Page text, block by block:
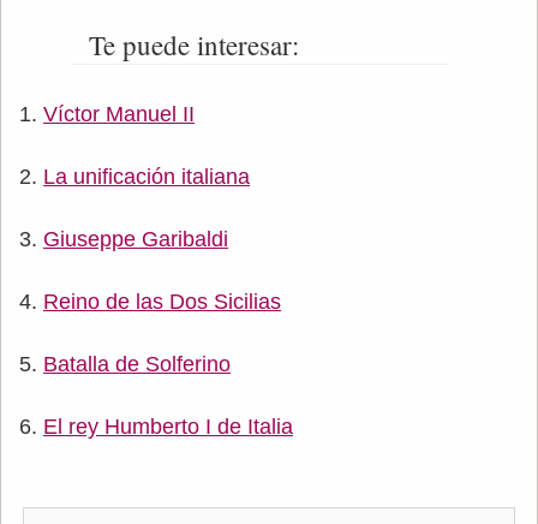
Te puede interesar:
Víctor Manuel II
La unificación italiana
Giuseppe Garibaldi
Reino de las Dos Sicilias
Batalla de Solferino
El rey Humberto I de Italia